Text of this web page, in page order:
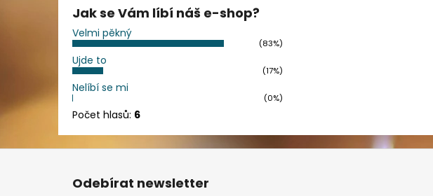
Jak se Vám líbí náš e-shop?
Velmi pěkný
(83%)
Ujde to
(17%)
Nelíbí se mi
(0%)
Počet hlasů: 6
Z
Odebírat newsletter